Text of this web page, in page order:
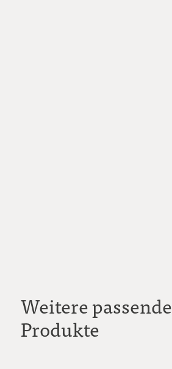
Weitere passende
Produkte